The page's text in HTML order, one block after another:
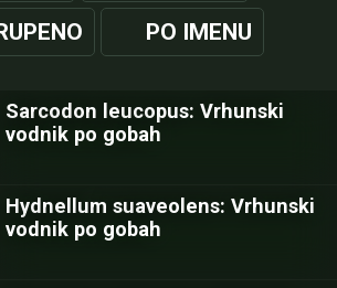
PO IMENU
Sarcodon leucopus: Vrhunski
vodnik po gobah
Hydnellum suaveolens: Vrhunski
vodnik po gobah